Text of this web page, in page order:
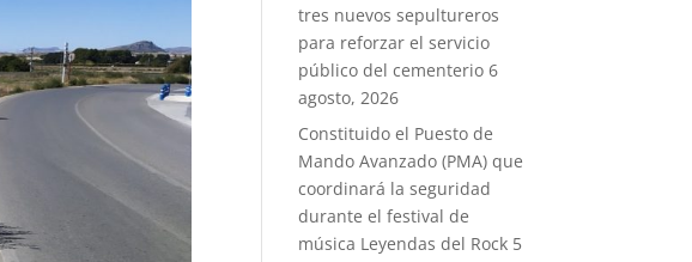
tres nuevos sepultureros
para reforzar el servicio
público del cementerio 6
agosto, 2026
Constituido el Puesto de
Mando Avanzado (PMA) que
coordinará la seguridad
durante el festival de
música Leyendas del Rock 5